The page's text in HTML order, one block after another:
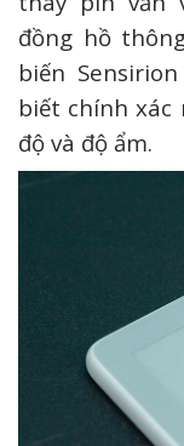
đồng hồ
biến
biết chính
độ và độ ẩm.